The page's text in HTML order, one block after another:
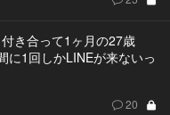
き合って1ヶ月の27歳
に1回しかLINEが来ないっ
20